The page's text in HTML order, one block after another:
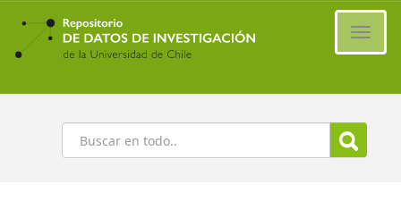
Ir
contenido
principal
Buscar